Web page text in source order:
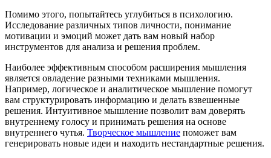
Помимо этого, попытайтесь углубиться в психологию.
Исследование различных типов личности, понимание
мотивации и эмоций может дать вам новый набор
инструментов для анализа и решения проблем.
Наиболее эффективным способом расширения мышления
является овладение разными техниками мышления.
Например, логическое и аналитическое мышление помогут
вам структурировать информацию и делать взвешенные
решения. Интуитивное мышление позволит вам доверять
внутреннему голосу и принимать решения на основе
внутреннего чутья. Творческое мышление поможет вам
генерировать новые идеи и находить нестандартные решения.